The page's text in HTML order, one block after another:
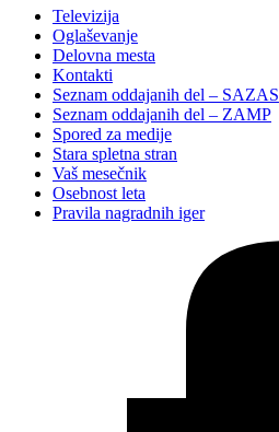
Televizija
Oglaševanje
Delovna mesta
Kontakti
Seznam oddajanih del – SAZAS
Seznam oddajanih del – ZAMP
Spored za medije
Stara spletna stran
Vaš mesečnik
Osebnost leta
Pravila nagradnih iger